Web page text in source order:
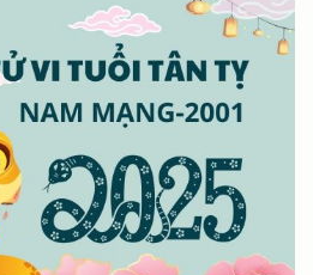
thách thức lẫn cơ hội để
lĩnh của nữ Canh Thìn. Từ
đến tình duyên và gia đạo,
biến động đáng chú ý,...